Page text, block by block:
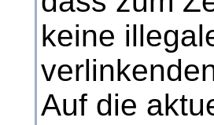
keine
Auf die